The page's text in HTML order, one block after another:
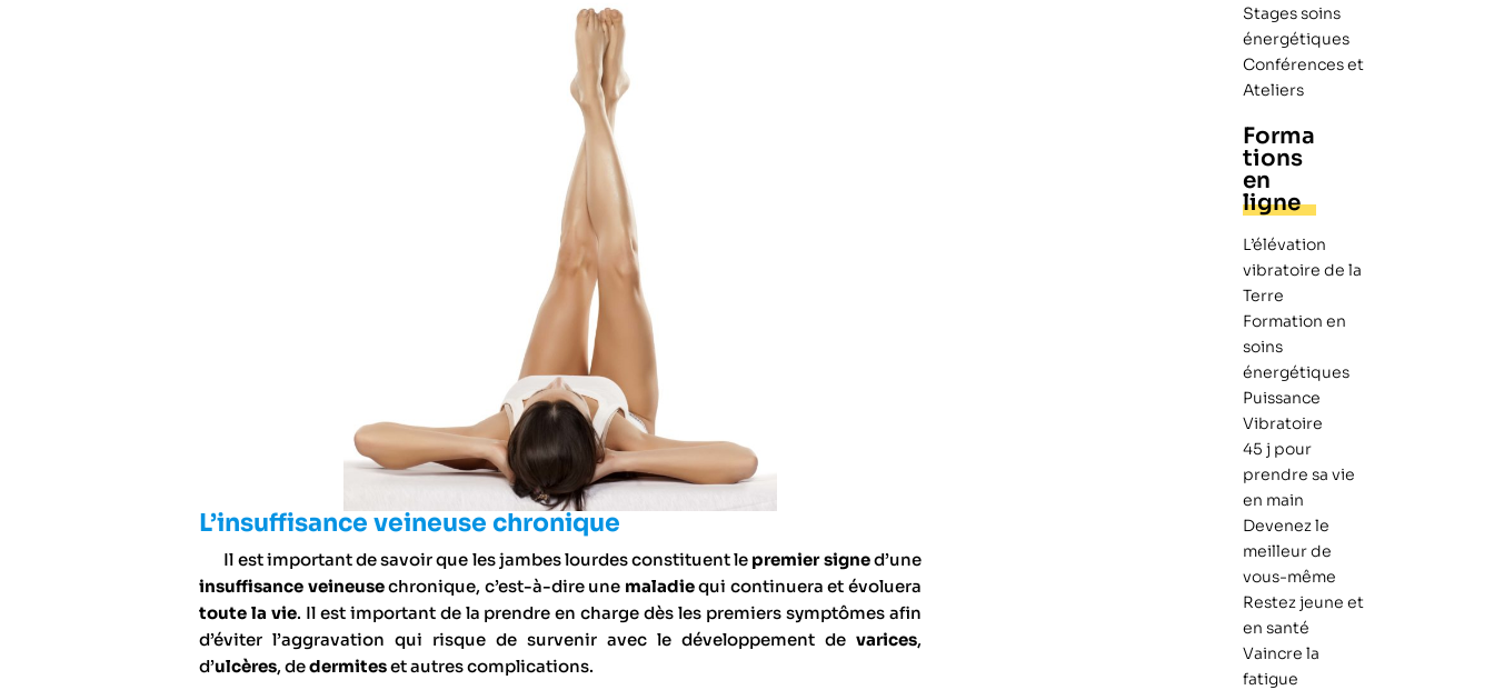
L’insuffisance veineuse chronique
Il est important de savoir que les jambes lourdes constituent le premier signed’une
insuffisance veineusechronique, c’est-à-dire une maladiequi continuera et évoluera
toute la vie. Il est important de la prendre en charge dès les premiers symptômes afin
d’éviter l’aggravation qui risque de survenir avec le développement de varices,
d’ulcères, dedermiteset autres complications.
Stages soins
énergétiques
Conférences et
Ateliers
Forma
tions
en
ligne
L’élévation
vibratoire de la
Terre
Formation en
soins
énergétiques
Puissance
Vibratoire
45 j pour
prendre sa vie
en main
Devenez le
meilleur de
vous-même
Restez jeune et
en santé
Vaincre la
fatigue